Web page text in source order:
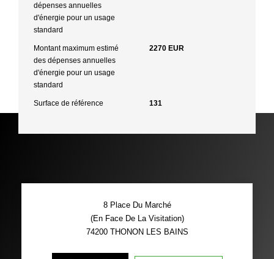
dépenses annuelles
d'énergie pour un usage
standard
Montant maximum estimé
des dépenses annuelles
d'énergie pour un usage
standard
2270 EUR
Surface de référence 131
8 Place Du Marché
(En Face De La Visitation)
74200 THONON LES BAINS